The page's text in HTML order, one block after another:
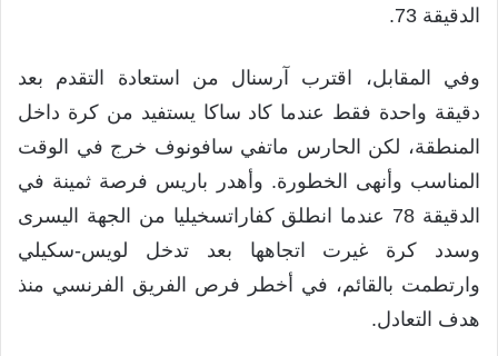
الدقيقة 73.
وفي المقابل، اقترب آرسنال من استعادة التقدم بعد
دقيقة واحدة فقط عندما كاد ساكا يستفيد من كرة داخل
المنطقة، لكن الحارس ماتفي سافونوف خرج في الوقت
المناسب وأنهى الخطورة. وأهدر باريس فرصة ثمينة في
الدقيقة 78 عندما انطلق كفاراتسخيليا من الجهة اليسرى
وسدد كرة غيرت اتجاهها بعد تدخل لويس-سكيلي
وارتطمت بالقائم، في أخطر فرص الفريق الفرنسي منذ
هدف التعادل.